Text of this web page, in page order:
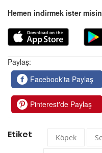
Hemen indirmek ister
Paylaş:
Facebook'ta Paylaş
Pinterest'de Paylaş
Etiket Köpek